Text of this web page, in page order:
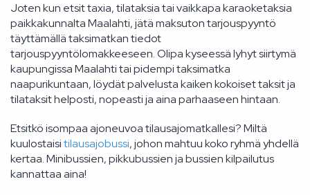
Joten kun etsit taxia, tilataksia tai vaikkapa karaoketaksia
paikkakunnalta Maalahti, jätä maksuton tarjouspyyntö
täyttämällä taksimatkan tiedot
tarjouspyyntölomakkeeseen. Olipa kyseessä lyhyt siirtymä
kaupungissa Maalahti tai pidempi taksimatka
naapurikuntaan, löydät palvelusta kaiken kokoiset taksit ja
tilataksit helposti, nopeasti ja aina parhaaseen hintaan.
Etsitkö isompaa ajoneuvoa tilausajomatkallesi? Miltä
kuulostaisitilausajobussi, johon mahtuu koko ryhmä yhdellä
kertaa. Minibussien, pikkubussien ja bussien kilpailutus
kannattaa aina!